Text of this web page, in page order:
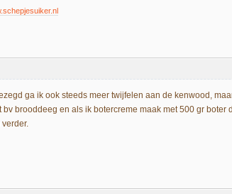
ga ik ook steeds meer twijfelen aan de kenwood,
brooddeeg en als ik botercreme maak met 500 gr boter